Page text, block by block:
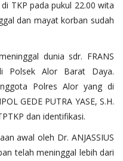
TKP pada pukul 22.00 wita
dan mayat korban sudah
dunia sdr. FRANS
Polsek Alor Barat Daya.
Polres Alor yang di
GEDE PUTRA YASE, S.H.
dan identifikasi.
awal oleh Dr. ANJASSIUS
telah meninggal lebih dari